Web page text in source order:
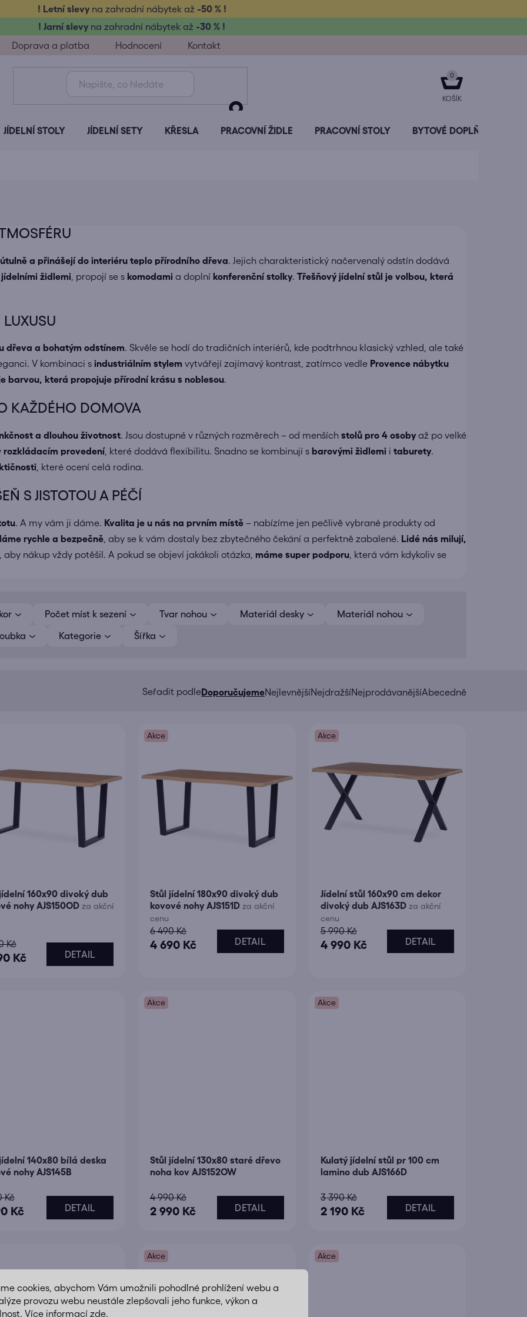
cookies, abychom Vám umožnili pohodlné prohlížení webu a
provozu webu neustále zlepšovali jeho funkce, výkon a
Více informací zde.
! Letní slevy na zahradní nábytek až-50 % !
! Jarní slevy na zahradní nábytek až -30 % !
Doprava a platba Hodnocení Kontakt
NÁKUPNÍ
KOŠÍK
JÍDELNÍ STOLY JÍDELNÍ SETY KŘESLA PRACOVNÍ ŽIDLE PRACOVNÍ STOLY BYTOVÉ DOPLŇKY
a přinášejí do interiéru teplo přírodního dřeva . Jejich charakteristický načervenalý odstín dodává
jídelními židlemi , propojí se s komodami a doplní konferenční stolky. Třešňový jídelní stůl je volbou, která
dřeva a bohatým odstínem. Skvěle se hodí do tradičních interiérů, kde podtrhnou klasický vzhled, ale také
V kombinaci s industriálním stylem vytvářejí zajímavý kontrast, zatímco vedle Provence nábytku
barvou, která propojuje přírodní krásu s noblesou.
KAŽDÉHO DOMOVA
a dlouhou životnost. Jsou dostupné v různých rozměrech – od menších stolů pro 4 osobyaž po velké
rozkládacím provedení, které dodává flexibilitu. Snadno se kombinují s barovými židlemi i taburety.
, které ocení celá rodina.
S JISTOTOU A PÉČÍ
. A my vám ji dáme. Kvalita je u nás na prvním místě – nabízíme jen pečlivě vybrané produkty od
rychle a bezpečně , aby se k vám dostaly bez zbytečného čekání a perfektně zabalené. Lidé nás milují,
nákup vždy potěšil. A pokud se objeví jakákoli otázka, máme super podporu , která vám kdykoliv se
Ř
z
e
í
DoporučujemeNejlevnějšíNejdražšíNejprodávanějšíAbecedně
Kategorie
Materiál desky Materiál nohou
Počet míst k sezení
Šířka
Tvar nohou
160x90 divoký dub
nohy AJS150OD za akční
Kč
Kč
DETAIL
Akce
Stůl jídelní 180x90 divoký dub
kovové nohy AJS151D za akční
cenu
4 690 Kč
6 490 Kč
DETAIL
Akce
Jídelní stůl 160x90 cm dekor
divoký dub AJS163D za akční
cenu
4 990 Kč
5 990 Kč
DETAIL
140x80 bílá deska
nohy AJS145B
Kč
Kč
DETAIL
Akce
Stůl jídelní 130x80 staré dřevo
noha kov AJS152OW
2 990 Kč
4 990 Kč
DETAIL
Akce
Kulatý jídelní stůl pr 100 cm
lamino dub AJS166D
2 190 Kč
3 390 Kč
DETAIL
Akce Akce